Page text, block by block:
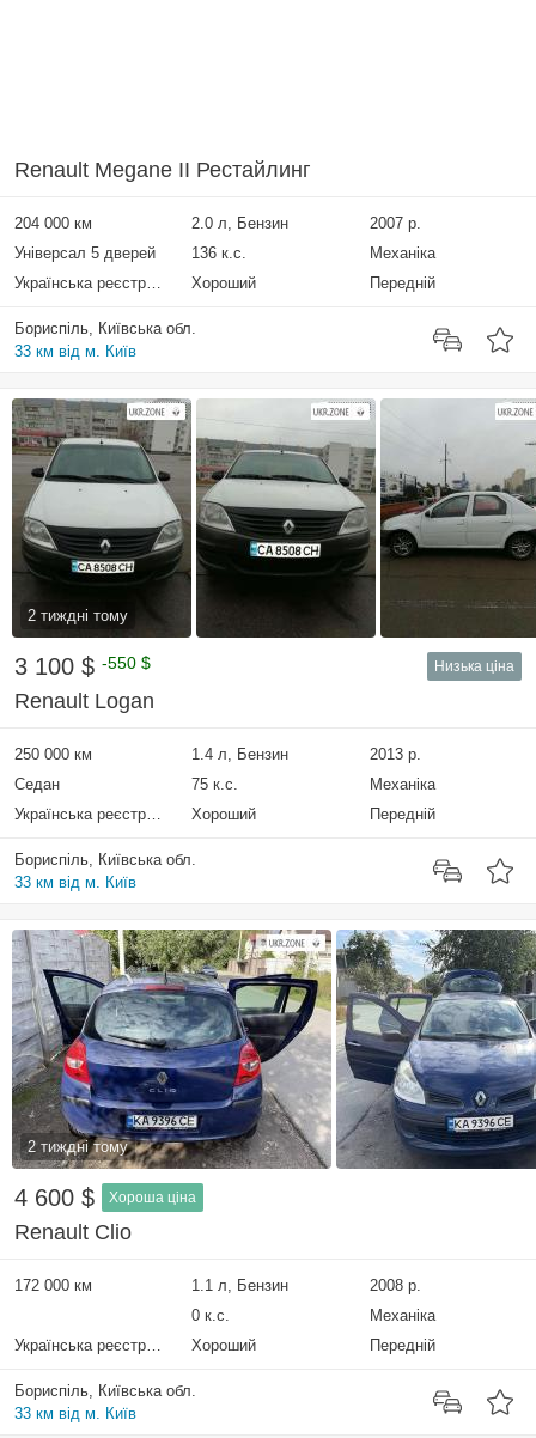
Renault Megane II Рестайлинг
204 000 км 2.0 л, Бензин
2007 р.
Універсал 5 дверей
136 к.с.
Механіка
Українська реєстрація
Хороший Передній
Бориспіль, Київська обл.
33 км від м. Київ
2 тиждні тому
3 100 $ -550 $ Низька ціна
Renault Logan
250 000 км 1.4 л, Бензин
2013 р.
Седан
75 к.с.
Механіка
Українська реєстрація
Хороший Передній
Бориспіль, Київська обл.
33 км від м. Київ
2 тиждні тому
4 600 $ Хороша ціна
Renault Clio
172 000 км 1.1 л, Бензин
2008 р.
0 к.с.
Механіка
Українська реєстрація
Хороший Передній
Бориспіль, Київська обл.
33 км від м. Київ